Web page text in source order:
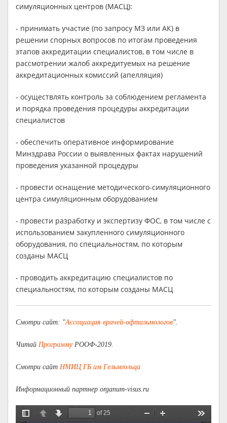
симуляционных центров (МАСЦ):
- принимать участие (по запросу МЗ или АК) в
решении спорных вопросов по итогам проведения
этапов аккредитации специалистов, в том числе в
рассмотрении жалоб аккредитуемых на решение
аккредитационных комиссий (апелляция)
- осуществлять контроль за соблюдением регламента
и порядка проведения процедуры аккредитации
специалистов
- обеспечить оперативное информирование
Минздрава России о выявленных фактах нарушений
проведения указанной процедуры
- провести оснащение методического-симуляционного
центра симуляционным оборудованием
- провести разработку и экспертизу ФОС, в том числе с
использованием закупленного симуляционного
оборудования, по специальностям, по которым
созданы МАСЦ
- проводить аккредитацию специалистов по
специальностям, по которым созданы МАСЦ
Смотри сайт: "Ассоциация врачей-офтальмологов".
Читай ПрограммуРООФ-2019.
Смотри сайт НМИЦ ГБ им Гельмгольца
Информационный партнер organum-visus.ru